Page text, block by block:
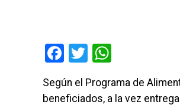
Facebook
Twitter
Según el Programa de
beneficiados, a la vez